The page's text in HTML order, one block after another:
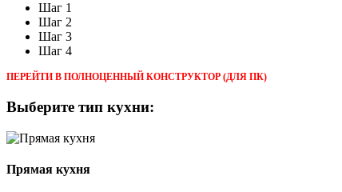
Шаг 1
Шаг 2
Шаг 3
Шаг 4
ПЕРЕЙТИ В ПОЛНОЦЕННЫЙ КОНСТРУКТОР (ДЛЯ ПК)
Выберите тип кухни:
Прямая кухня